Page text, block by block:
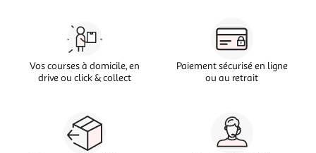
Vos courses à domicile, en
drive ou click & collect
Paiement sécurisé en ligne
ou au retrait